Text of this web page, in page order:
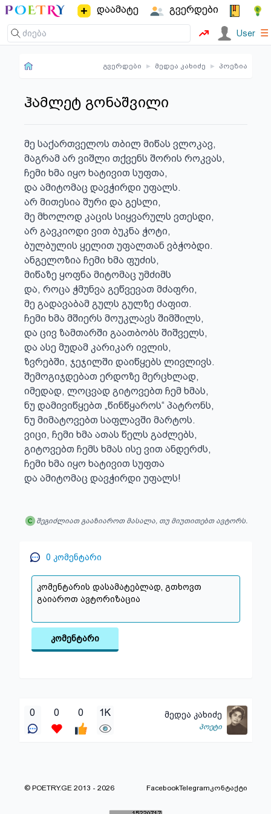
დაამატე გვერდები
User ☰
გვერდები ▸ მედეა კახიძე ▸ პოეზია
ჰამლეტ გონაშვილი
მე საქართველოს თბილ მიწას ვლოკავ,
მაგრამ არ ვიშლი თქვენს შორის როკვას,
ჩემი ხმა იყო ხატივით სუფთა,
და ამიტომაც დავჭირდი უფალს.
არ მითესია შური და გესლი,
მე მხოლოდ კაცის სიყვარულს ვთესდი,
არ გავკიოდი ვით ბუკნა ჭოტი,
ბულბულის ყელით უფალთან ვბჭობდი.
ანგელოზია ჩემი ხმა ფუძის,
მიწაზე ყოფნა მიტომაც უმძიმს
და, როცა ჭმუნვა გეწვევათ მძაფრი,
მე გადავაბამ გულს გულზე ძაფით.
ჩემი ხმა მშიერს მოუკლავს შიმშილს,
და ცივ ზამთარში გაათბობს შიშველს,
და ასე მუდამ კარიკარ ივლის,
ზვრებში, ჯეჯილში დაიწყებს ლივლივს.
შემოგიჯდებათ ერდოზე მერცხლად,
იმედად, ლოცვად გიტოვებთ ჩემ ხმას,
ნუ დამივიწყებთ „წინწყაროს“ პატრონს,
ნუ მიმატოვებთ საფლავში მარტოს.
ვიცი, ჩემი ხმა ათას წელს გაძლებს,
გიტოვებთ ჩემს ხმას ისე ვით ანდერძს,
ჩემი ხმა იყო ხატივით სუფთა
და ამიტომაც დავჭირდი უფალს!
შეგიძლიათ გააზიაროთ მასალა, თუ მიუთითებთ ავტორს.
0 კომენტარი
კომენტარი
0 0 0 1K მედეა კახიძე
პოეტი
© POETRY.GE 2013 - 2026 FacebookTelegramკონტაქტი